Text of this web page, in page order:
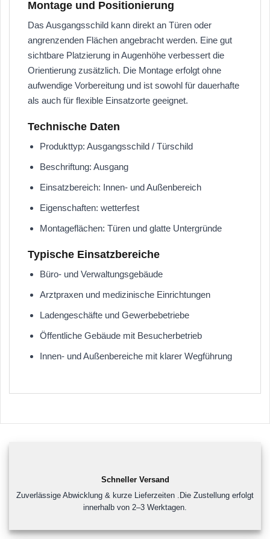
Montage und Positionierung
Das Ausgangsschild kann direkt an Türen oder
angrenzenden Flächen angebracht werden. Eine gut
sichtbare Platzierung in Augenhöhe verbessert die
Orientierung zusätzlich. Die Montage erfolgt ohne
aufwendige Vorbereitung und ist sowohl für dauerhafte
als auch für flexible Einsatzorte geeignet.
Technische Daten
Produkttyp: Ausgangsschild / Türschild
Beschriftung: Ausgang
Einsatzbereich: Innen- und Außenbereich
Eigenschaften: wetterfest
Montageflächen: Türen und glatte Untergründe
Typische Einsatzbereiche
Büro- und Verwaltungsgebäude
Arztpraxen und medizinische Einrichtungen
Ladengeschäfte und Gewerbebetriebe
Öffentliche Gebäude mit Besucherbetrieb
Innen- und Außenbereiche mit klarer Wegführung
Schneller Versand
Zuverlässige Abwicklung & kurze Lieferzeiten .Die Zustellung erfolgt
innerhalb von 2–3 Werktagen.